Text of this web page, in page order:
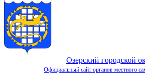
Озерский городской
Официальный сайт органов местного